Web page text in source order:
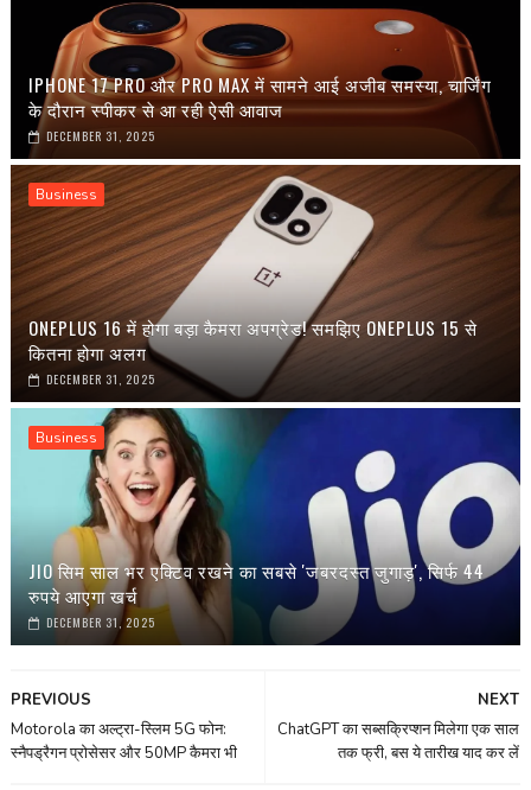
IPHONE 17 PRO और PRO MAX में सामने आई अजीब समस्या, चार्जिंग
के दौरान स्पीकर से आ रही ऐसी आवाज
DECEMBER 31, 2025
Business
ONEPLUS 16 में होगा बड़ा कैमरा अपग्रेड! समझिए ONEPLUS 15 से
कितना होगा अलग
DECEMBER 31, 2025
Business
JIO सिम साल भर एक्टिव रखने का सबसे 'जबरदस्त जुगाड़', सिर्फ 44
रुपये आएगा खर्च
DECEMBER 31, 2025
NEXT
ChatGPT का सब्सक्रिप्शन मिलेगा एक साल
तक फ्री, बस ये तारीख याद कर लें
PREVIOUS
Motorola का अल्ट्रा-स्लिम 5G फोन:
स्नैपड्रैगन प्रोसेसर और 50MP कैमरा भी